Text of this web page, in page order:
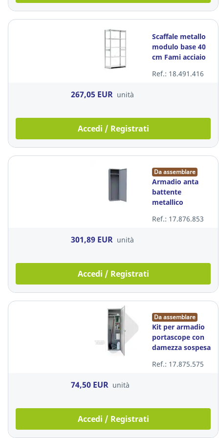
Scaffale metallo
modulo base 40
cm Fami acciaio
100x40x200 cm
Ref.: 18.491.416
267,05 EUR unità
Accedi / Registrati
Da assemblare
Armadio anta
battente
metallico
Ref.: 17.876.853
301,89 EUR unità
Accedi / Registrati
Da assemblare
Kit per armadio
portascope con
damezza sospesa
Ref.: 17.875.575
74,50 EUR unità
Accedi / Registrati